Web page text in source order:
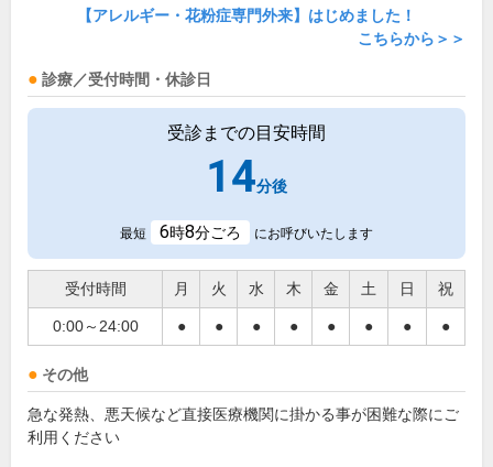
【アレルギー・花粉症専門外来】はじめました！
こちらから＞＞
診療／受付時間・休診日
受診までの目安時間
14分後
最短 6時8分ごろ にお呼びいたします
受付時間 月 火 水 木 金 土 日 祝
0:00～24:00 ● ● ● ● ● ● ● ●
その他
急な発熱、悪天候など直接医療機関に掛かる事が困難な際にご
利用ください